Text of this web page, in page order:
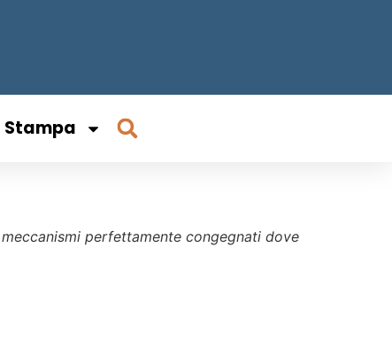
Stampa
perfettamente congegnati dove